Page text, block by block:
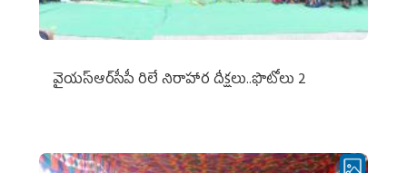
వైయ‌స్ఆర్‌సీపీ రిలే నిరాహార దీక్షలు..ఫొటోలు 2